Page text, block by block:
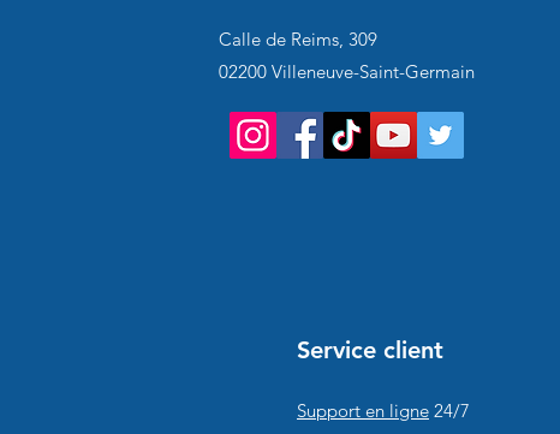
Calle de Reims, 309
02200 Villeneuve-Saint-Germain
Service client
Support en ligne 24/7